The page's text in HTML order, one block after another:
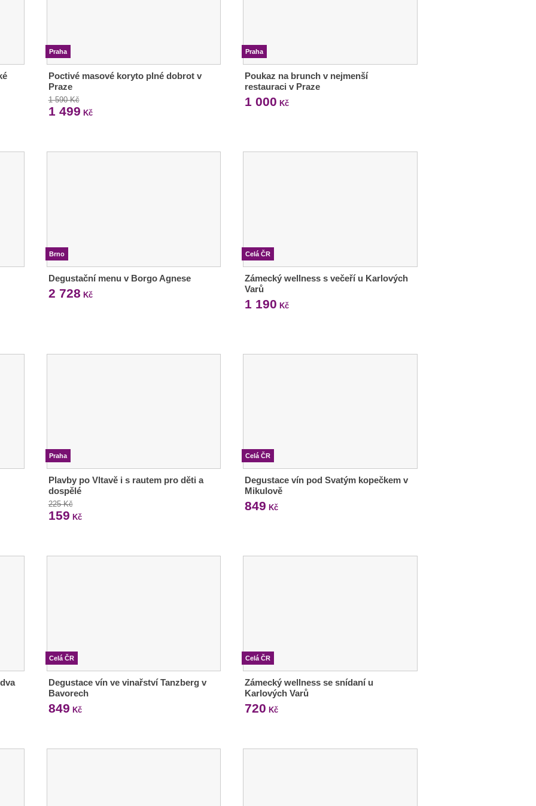
Praha
Poctivé masové koryto plné dobrot v
Praze
1 590 Kč
1 499 Kč
Praha
Poukaz na brunch v nejmenší
restauraci v Praze
1 000 Kč
Brno
Degustační menu v Borgo Agnese
2 728 Kč
Celá ČR
Zámecký wellness s večeří u Karlových
Varů
1 190 Kč
Praha
Plavby po Vltavě i s rautem pro děti a
dospělé
225 Kč
159 Kč
Celá ČR
Degustace vín pod Svatým kopečkem v
Mikulově
849 Kč
Celá ČR
Degustace vín ve vinařství Tanzberg v
Bavorech
849 Kč
Celá ČR
Zámecký wellness se snídaní u
Karlových Varů
720 Kč